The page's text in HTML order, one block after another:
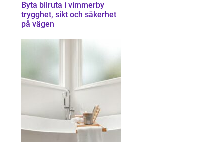
Byta bilruta i vimmerby
trygghet, sikt och säkerhet
på vägen